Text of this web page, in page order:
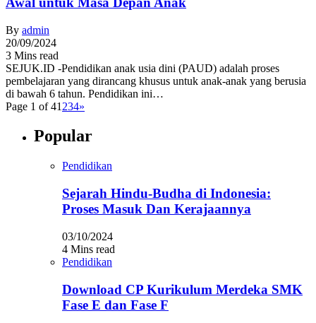
By admin
20/09/2024
3 Mins read
SEJUK.ID -Pendidikan anak usia dini (PAUD) adalah proses
pembelajaran yang dirancang khusus untuk anak-anak yang berusia
di bawah 6 tahun. Pendidikan ini…
Page 1 of 41 234»
Popular
Pendidikan
Sejarah Hindu-Budha di Indonesia:
Proses Masuk Dan Kerajaannya
03/10/2024
4 Mins read
Pendidikan
Download CP Kurikulum Merdeka SMK
Fase E dan Fase F